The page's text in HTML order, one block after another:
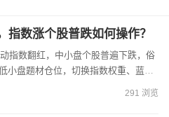
指数涨个股普跌如何操作？
小盘题材仓位，切换指数权重、蓝筹
少新开仓；主线不在权重时，...
291 浏览